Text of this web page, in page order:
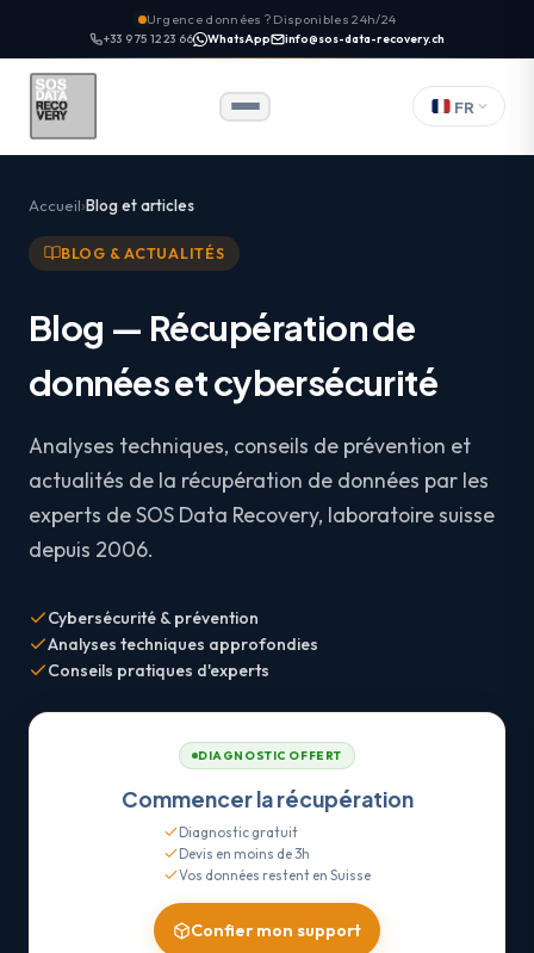
Urgence données ? Disponibles 24h/24
+33 9 75 12 23 66 WhatsApp info@sos-data-recovery.ch
FR
Accueil Blog et articles
BLOG & ACTUALITÉS
Blog — Récupération de
données et cybersécurité
Analyses techniques, conseils de prévention et
actualités de la récupération de données par les
experts de SOS Data Recovery, laboratoire suisse
depuis 2006.
Cybersécurité & prévention
Analyses techniques approfondies
Conseils pratiques d'experts
DIAGNOSTIC OFFERT
Commencer la récupération
Diagnostic gratuit
Devis en moins de 3h
Vos données restent en Suisse
Confier mon support